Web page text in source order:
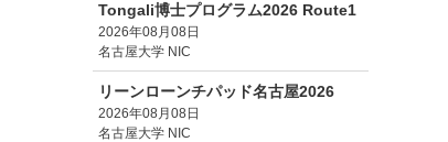
Tongali博士プログラム2026 Route1
2026年08月08日
名古屋大学 NIC
リーンローンチパッド名古屋2026
2026年08月08日
名古屋大学 NIC